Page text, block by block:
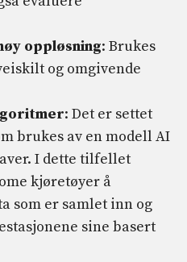
oppløsning: Brukes
og omgivende
: Det er settet
brukes av en modell AI
I dette tilfellet
kjøretøyer å
som er samlet inn og
sine basert